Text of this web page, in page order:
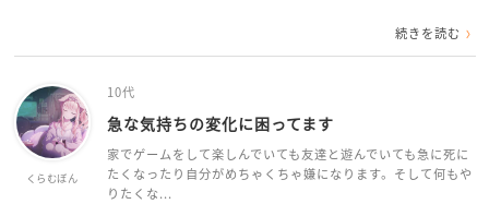
続きを読む
くらむぼん
10代
急な気持ちの変化に困ってます
家でゲームをして楽しんでいても友達と遊んでいても急に死に
たくなったり自分がめちゃくちゃ嫌になります。そして何もや
りたくな...